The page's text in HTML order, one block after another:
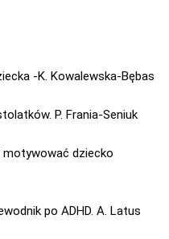
-K. Kowalewska-Bębas
P. Frania-Seniuk
motywować dziecko
po ADHD. A. Latus